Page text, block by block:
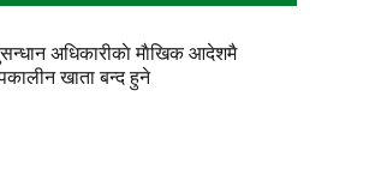
अधिकारीकाे माैखिक आदेशमै
खाता बन्द हुने